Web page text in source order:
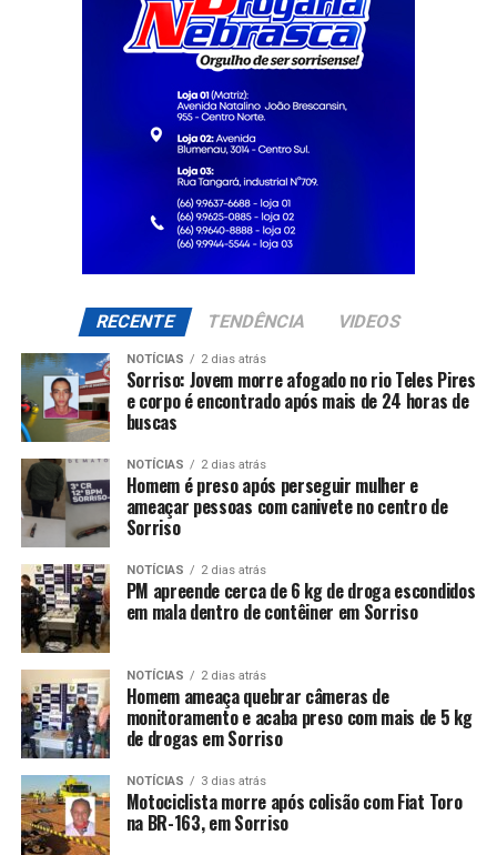
RECENTE TENDÊNCIA VIDEOS
NOTÍCIAS 2 dias atrás
Sorriso: Jovem morre afogado no rio Teles Pires
e corpo é encontrado após mais de 24 horas de
buscas
NOTÍCIAS 2 dias atrás
Homem é preso após perseguir mulher e
ameaçar pessoas com canivete no centro de
Sorriso
NOTÍCIAS 2 dias atrás
PM apreende cerca de 6 kg de droga escondidos
em mala dentro de contêiner em Sorriso
NOTÍCIAS 2 dias atrás
Homem ameaça quebrar câmeras de
monitoramento e acaba preso com mais de 5 kg
de drogas em Sorriso
NOTÍCIAS 3 dias atrás
Motociclista morre após colisão com Fiat Toro
na BR-163, em Sorriso